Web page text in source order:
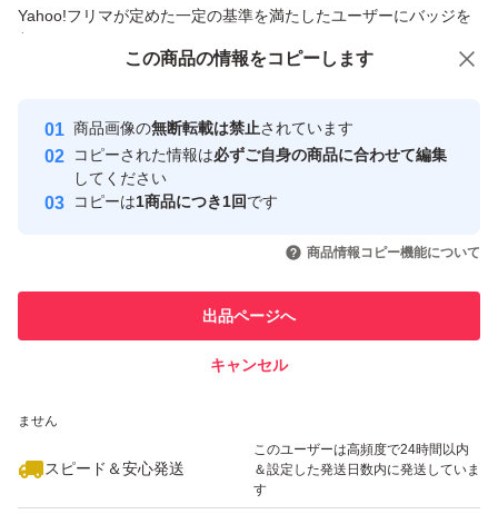
Yahoo!フリマが定めた一定の基準を満たしたユーザーにバッジを
付与しています
安心取引出品者
心・安全なユーザーです
取引実績
引を完了させた実績があります
での取引実績があります
ません
スピード＆安心発送
このユーザーは高頻度で24時間以内
＆設定した発送日数内に発送していま
す
この商品の情報をコピーします
商品画像の無断転載は禁止されています
コピーされた情報は必ずご自身の商品に合わせて編集
してください
コピーは1商品につき1回です
商品情報コピー機能について
出品ページへ
キャンセル
この商品をみている人にオススメ